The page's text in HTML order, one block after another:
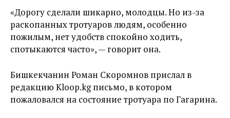
«Дорогу сделали шикарно, молодцы. Но из-за
раскопанных тротуаров людям, особенно
пожилым, нет удобств спокойно ходить,
спотыкаются часто», — говорит она.
Бишкекчанин Роман Скоромнов прислал в
редакцию Kloop.kg письмо, в котором
пожаловался на состояние тротуара по Гагарина.